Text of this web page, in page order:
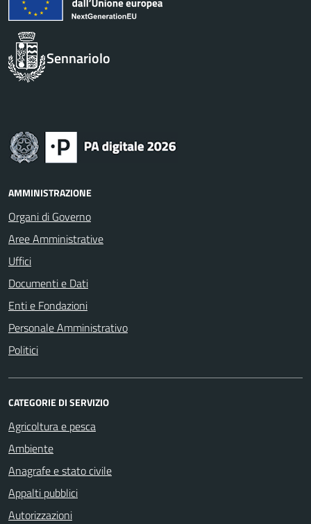
Sennariolo
AMMINISTRAZIONE
Organi di Governo
Aree Amministrative
Uffici
Documenti e Dati
Enti e Fondazioni
Personale Amministrativo
Politici
CATEGORIE DI SERVIZIO
Agricoltura e pesca
Ambiente
Anagrafe e stato civile
Appalti pubblici
Autorizzazioni